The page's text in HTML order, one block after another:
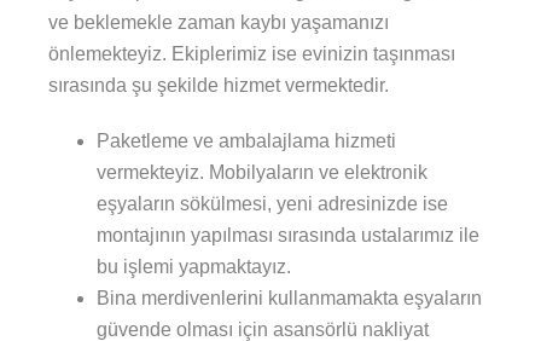
ve beklemekle zaman kaybı yaşamanızı
önlemekteyiz. Ekiplerimiz ise evinizin taşınması
sırasında şu şekilde hizmet vermektedir.
Paketleme ve ambalajlama hizmeti
vermekteyiz. Mobilyaların ve elektronik
eşyaların sökülmesi, yeni adresinizde ise
montajının yapılması sırasında ustalarımız ile
bu işlemi yapmaktayız.
Bina merdivenlerini kullanmamakta eşyaların
güvende olması için asansörlü nakliyat